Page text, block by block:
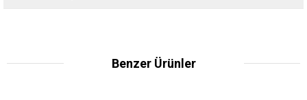
Benzer Ürünler